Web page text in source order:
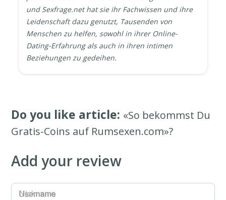
und Sexfrage.net hat sie ihr Fachwissen und ihre
Leidenschaft dazu genutzt, Tausenden von
Menschen zu helfen, sowohl in ihrer Online-
Dating-Erfahrung als auch in ihren intimen
Beziehungen zu gedeihen.
Do you like article: «So bekommst Du
Gratis-Coins auf Rumsexen.com»?
Add your review
Username